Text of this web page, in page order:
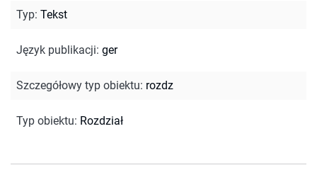
Typ: Tekst
Język publikacji: ger
Szczegółowy typ obiektu: rozdz
Typ obiektu: Rozdział